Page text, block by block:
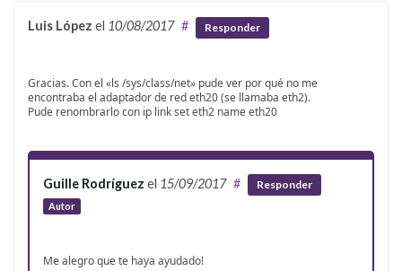
Luis López el 10/08/2017 # Responder
Gracias. Con el «ls /sys/class/net» pude ver por qué no me
encontraba el adaptador de red eth20 (se llamaba eth2).
Pude renombrarlo con ip link set eth2 name eth20
Guille Rodríguez el 15/09/2017
Autor
# Responder
Me alegro que te haya ayudado!